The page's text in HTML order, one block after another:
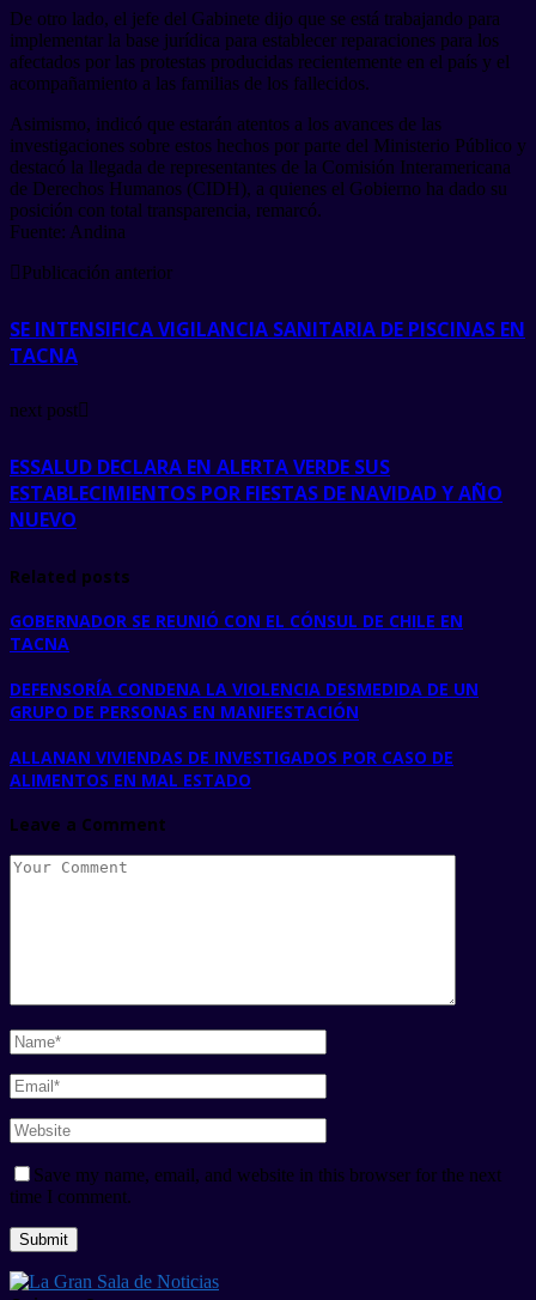
De otro lado, el jefe del Gabinete dijo que se está trabajando para
implementar la base jurídica para establecer reparaciones para los
afectados por las protestas producidas recientemente en el país y el
acompañamiento a las familias de los fallecidos.
Asimismo, indicó que estarán atentos a los avances de las
investigaciones sobre estos hechos por parte del Ministerio Público y
destacó la llegada de representantes de la Comisión Interamericana
de Derechos Humanos (CIDH), a quienes el Gobierno ha dado su
posición con total transparencia, remarcó.
Fuente: Andina
Publicación anterior
SE INTENSIFICA VIGILANCIA SANITARIA DE PISCINAS EN
TACNA
next post
ESSALUD DECLARA EN ALERTA VERDE SUS
ESTABLECIMIENTOS POR FIESTAS DE NAVIDAD Y AÑO
NUEVO
Related posts
GOBERNADOR SE REUNIÓ CON EL CÓNSUL DE CHILE EN
TACNA
DEFENSORÍA CONDENA LA VIOLENCIA DESMEDIDA DE UN
GRUPO DE PERSONAS EN MANIFESTACIÓN
ALLANAN VIVIENDAS DE INVESTIGADOS POR CASO DE
ALIMENTOS EN MAL ESTADO
Leave a Comment
Save my name, email, and website in this browser for the next
time I comment.